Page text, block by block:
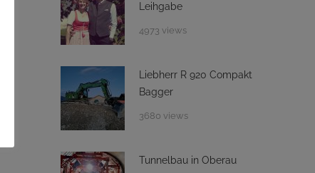
Leihgabe
4973 views
Liebherr R 920 Compakt
Bagger
3680 views
Tunnelbau in Oberau